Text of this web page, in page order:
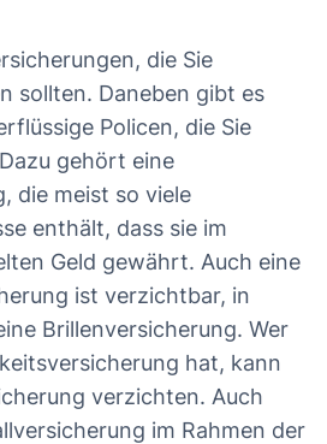
die Sie
sollten. Daneben gibt es
Policen, die Sie
gehört eine
die meist so viele
enthält, dass sie im
Geld gewährt. Auch eine
ist verzichtbar, in
Brillenversicherung. Wer
hat, kann
verzichten. Auch
im Rahmen der